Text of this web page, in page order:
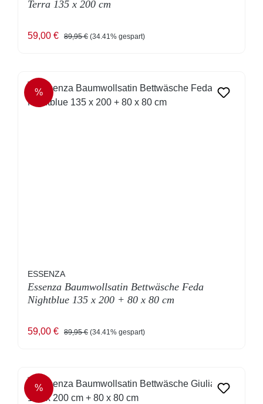
Terra 135 x 200 cm
Verkaufspreis:
59,00 € Regulärer Preis:
89,95 € (34.41% gespart)
RABATT
%
ESSENZA
Essenza Baumwollsatin Bettwäsche Feda
Nightblue 135 x 200 + 80 x 80 cm
Verkaufspreis:
59,00 € Regulärer Preis:
89,95 € (34.41% gespart)
RABATT
%